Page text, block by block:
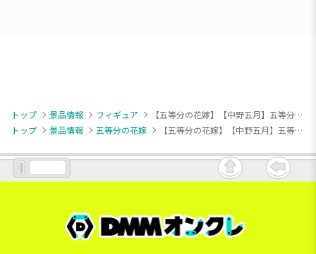
トップ 景品情報 フィギュア
【五等分の花嫁】【中野五月】五等分の花嫁∽ Luminasta “中野五月”
トップ
景品情報 五等分の花嫁 【五等分の花嫁】【中野五月】五等分の花嫁∽ Luminasta “中野五月”